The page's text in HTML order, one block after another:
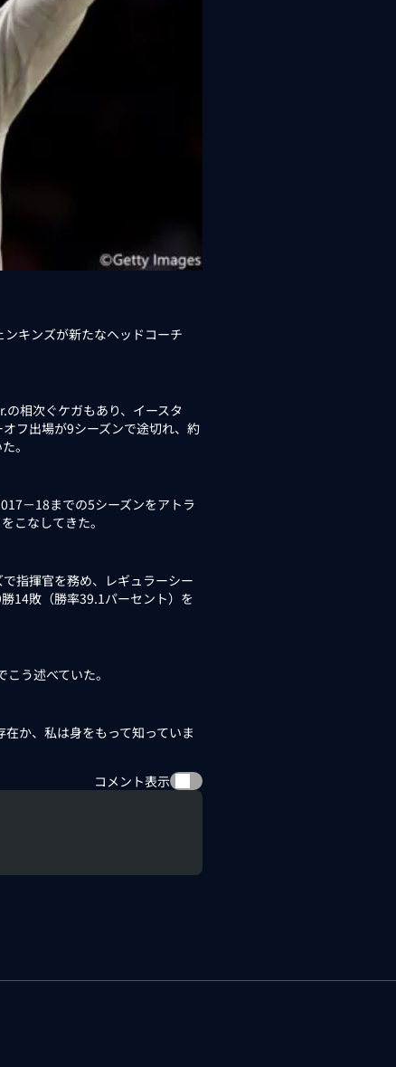
キンズが新たなヘッドコーチ
相次ぐケガもあり、イースタ
フ出場が9シーズンで途切れ、約
。
－18までの5シーズンをアトラ
こなしてきた。
指揮官を務め、レギュラーシー
14敗（勝率39.1パーセント）を
う述べていた。
か、私は身をもって知っていま
コメント表示